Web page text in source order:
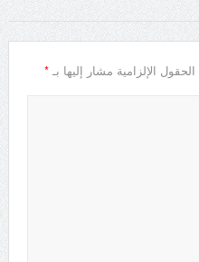
الحقول الإلزامية مشار إليها بـ *